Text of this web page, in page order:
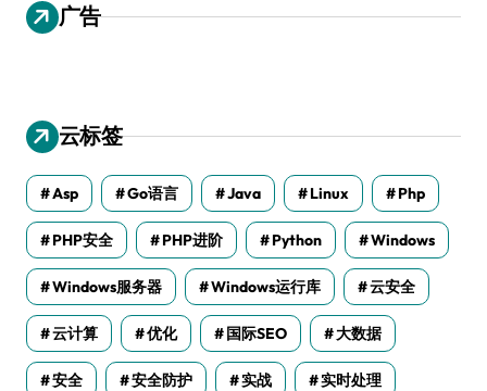
广告
云标签
Asp Go语言 Java Linux Php
PHP安全 PHP进阶 Python Windows
Windows服务器 Windows运行库 云安全
云计算 优化 国际SEO 大数据
安全 安全防护 实战 实时处理